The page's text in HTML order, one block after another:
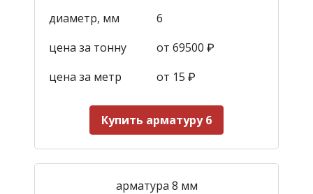
диаметр, мм
6
цена за тонну
от 69500 ₽
цена за метр
от 15 ₽
Купить арматуру 6
арматура 8 мм